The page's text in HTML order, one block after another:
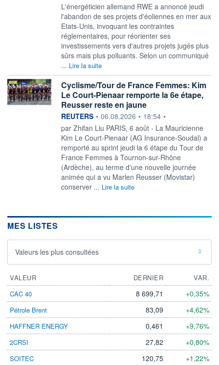
L'énergéticien allemand RWE a annoncé jeudi
l'abandon de ses projets d'éoliennes en mer aux
Etats-Unis, invoquant les contraintes
réglementaires, pour réorienter ses
investissements vers d'autres projets jugés plus
sûrs mais plus polluants. Selon un communiqué
... Lire la suite
Cyclisme/Tour de France Femmes: Kim
Le Court-Pienaar remporte la 6e étape,
Reusser reste en jaune
information fournie par
REUTERS • 06.08.2026 • 18:54 •
par Zhifan Liu PARIS, 6 août - La Mauricienne
Kim Le Court-Pienaar (AG ‌Insurance-Soudal) a
remporté au sprint jeudi la 6 étape du Tour de
France Femmes à Tournon-sur-Rhône
(Ardèche), au ​terme d'une nouvelle journée
animée qui a vu Marlen Reusser (Movistar)
conserver ... Lire la suite
MES LISTES
Valeurs les plus consultées
VALEUR DERNIER
VAR.
CAC 40
8 699,71 +0,35%
Pétrole Brent 83,09 +4,62%
HAFFNER ENERGY 0,461 +9,76%
2CRSI 27,82 +0,80%
SOITEC 120,75 +1,22%